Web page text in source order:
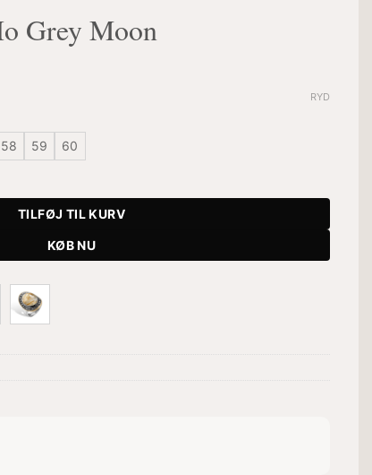
Grey Moon
58 59 60
RYD
TILFØJ TIL KURV
KØB NU